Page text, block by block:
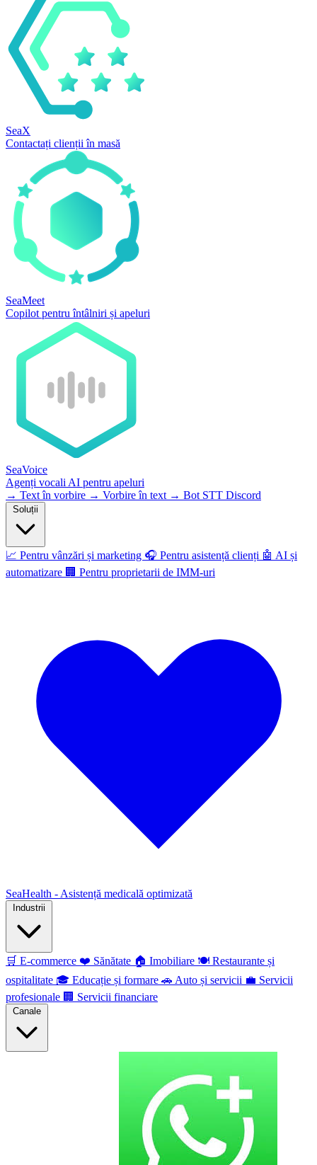
SeaX
Contactați clienții în masă
SeaMeet
Copilot pentru întâlniri și apeluri
SeaVoice
Agenți vocali AI pentru apeluri
→ Text în vorbire → Vorbire în text → Bot STT Discord
📈 Pentru vânzări și marketing 🎧 Pentru asistență clienți 🤖 AI și
automatizare 🏢 Pentru proprietarii de IMM-uri
SeaHealth - Asistență medicală optimizată
🛒 E-commerce ❤️ Sănătate 🏠 Imobiliare 🍽️ Restaurante și
ospitalitate 🎓 Educație și formare 🚗 Auto și servicii 💼 Servicii
profesionale 🏢 Servicii financiare